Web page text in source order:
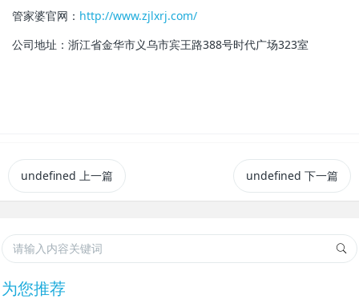
管家婆官网： http://www.zjlxrj.com/
公司地址：浙江省金华市义乌市宾王路388号时代广场323室
undefined 上一篇 undefined 下一篇
为您推荐